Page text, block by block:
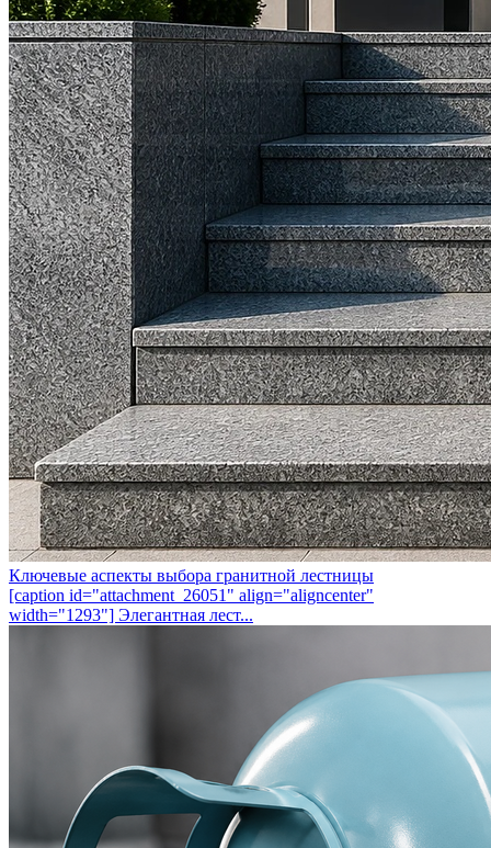
Ключевые аспекты выбора гранитной лестницы
[caption id="attachment_26051" align="aligncenter"
width="1293"] Элегантная лест...